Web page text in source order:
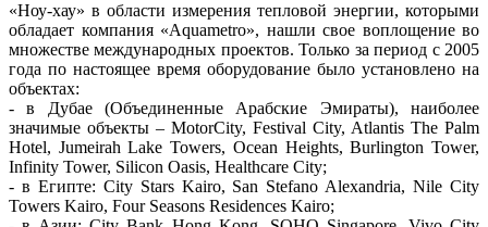
«Ноу-хау» в области измерения тепловой энергии, которыми
обладает компания «Aquametro», нашли свое воплощение во
множестве международных проектов. Только за период с 2005
года по настоящее время оборудование было установлено на
объектах:
- в Дубае (Объединенные Арабские Эмираты), наиболее
значимые объекты – MotorCity, Festival City, Atlantis The Palm
Hotel, Jumeirah Lake Towers, Ocean Heights, Burlington Tower,
Infinity Tower, Silicon Oasis, Healthcare City;
- в Египте: City Stars Kairo, San Stefano Alexandria, Nile City
Towers Kairo, Four Seasons Residences Kairo;